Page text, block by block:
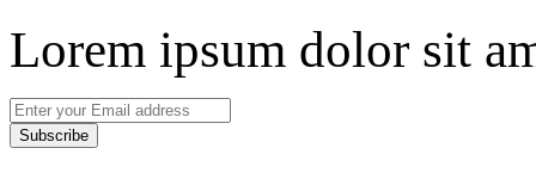
Lorem ipsum dolor sit
Enter
your
Email